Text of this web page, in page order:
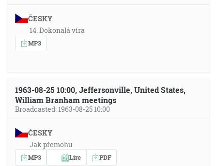
ČESKY
14. Dokonalá víra
MP3
1963-08-25 10:00, Jeffersonville, United States,
William Branham meetings
Broadcasted: 1963-08-25 10:00
ČESKY
Jak přemohu
MP3 Lire PDF